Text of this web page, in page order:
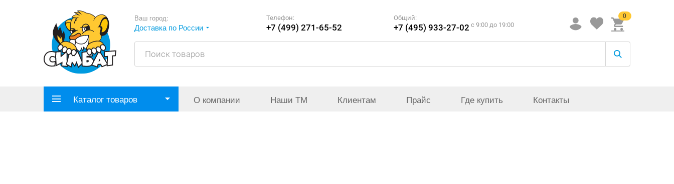
Ваш город:
Доставка по России
Телефон:
+7 (499) 271-65-52
Общий:
+7 (495) 933-27-02 c 9:00 до 19:00
0
Каталог товаров О компании Наши ТМ Клиентам Прайс Где купить Контакты